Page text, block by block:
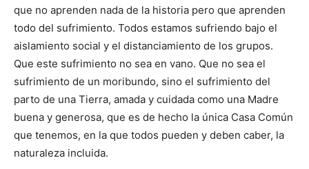
que no aprenden nada de la historia pero que aprenden
todo del sufrimiento. Todos estamos sufriendo bajo el
aislamiento social y el distanciamiento de los grupos.
Que este sufrimiento no sea en vano. Que no sea el
sufrimiento de un moribundo, sino el sufrimiento del
parto de una Tierra, amada y cuidada como una Madre
buena y generosa, que es de hecho la única Casa Común
que tenemos, en la que todos pueden y deben caber, la
naturaleza incluida.